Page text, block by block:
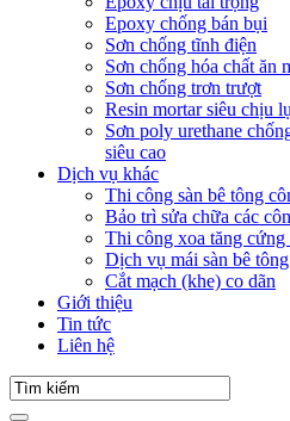
Epoxy chống bán bụi
Sơn chống tĩnh điện
Sơn chống hóa chất ăn
Sơn chống trơn trượt
Resin mortar siêu chịu
Sơn poly urethane
siêu cao
Dịch vụ khác
Thi công sàn bê tông
Bảo trì sửa chữa các
Thi công xoa tăng cứng
Dịch vụ mái sàn bê tông
Cắt mạch (khe) co dãn
Giới thiệu
Tin tức
Liên hệ